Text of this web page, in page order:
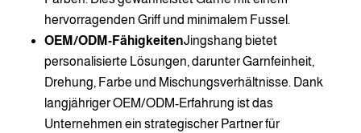
hervorragenden Griff und minimalem Fussel.
OEM/ODM-FähigkeitenJingshang bietet
personalisierte Lösungen, darunter Garnfeinheit,
Drehung, Farbe und Mischungsverhältnisse. Dank
langjähriger OEM/ODM-Erfahrung ist das
Unternehmen ein strategischer Partner für